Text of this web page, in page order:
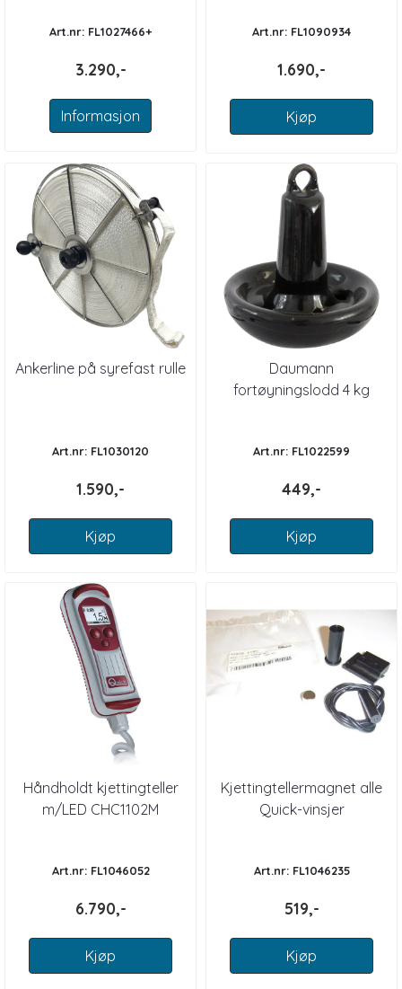
Art.nr: FL1027466+
3.290,-
Informasjon
Art.nr: FL1090934
1.690,-
Kjøp
Ankerline på syrefast rulle
Art.nr: FL1030120
1.590,-
Kjøp
Daumann
fortøyningslodd 4 kg
Art.nr: FL1022599
449,-
Kjøp
Håndholdt kjettingteller
m/LED CHC1102M
Art.nr: FL1046052
6.790,-
Kjøp
Kjettingtellermagnet alle
Quick-vinsjer
Art.nr: FL1046235
519,-
Kjøp